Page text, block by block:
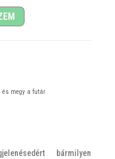
és megy a futár
bármilyen